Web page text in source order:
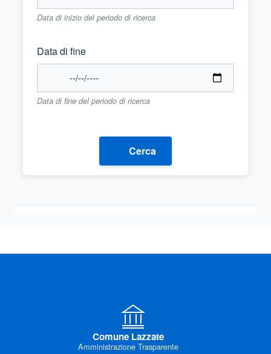
Data di inizio del periodo di ricerca
Data di fine
Data di fine del periodo di ricerca
Cerca
Comune Lazzate
Amministrazione Trasparente